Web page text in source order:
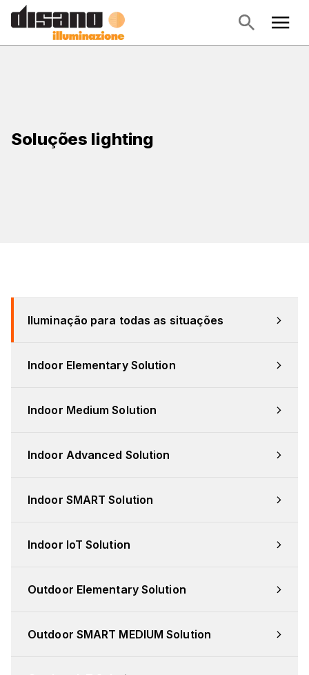
Soluções lighting
Iluminação para todas as situações
Indoor Elementary Solution
Indoor Medium Solution
Indoor Advanced Solution
Indoor SMART Solution
Indoor IoT Solution
Outdoor Elementary Solution
Outdoor SMART MEDIUM Solution